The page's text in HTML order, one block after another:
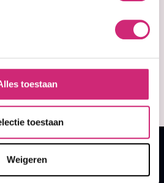
toestaan
toestaan
Weigeren